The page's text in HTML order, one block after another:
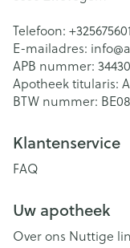
Telefoon:
E-mailadres: info@
APB nummer:
Apotheek titularis:
BTW nummer:
Klantenservice
FAQ
Uw apotheek
Over ons Nuttige